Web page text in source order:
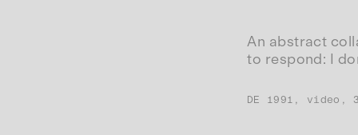
An abstract
to respond: I
DE 1991, video,